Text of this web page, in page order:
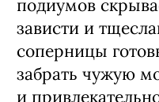
подиумов
зависти и
соперницы
забрать чужую
и